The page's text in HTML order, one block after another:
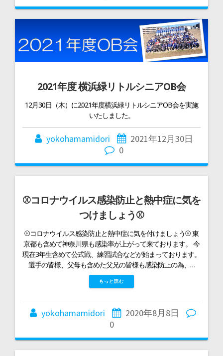
2021年度 横浜緑リトルシニアOB会
12月30日（木）に2021年度横浜緑リトルシニアOB会を実施
いたしました。
yokohamamidori
2021年12月30日
0
⚾コロナウイルス感染防止と熱中症に気を
つけましょう⚾
⚾コロナウイルス感染防止と熱中症に気を付けましょう⚾ 東
京都も含めて神奈川県も感染率が上がって来ております。 今
現在3年生含めて公式戦、練習試合などが始まっております。
選手の皆様、父母も含めた父兄の皆様も感染防止の為、…
もっと読む
yokohamamidori
2020年8月8日
0